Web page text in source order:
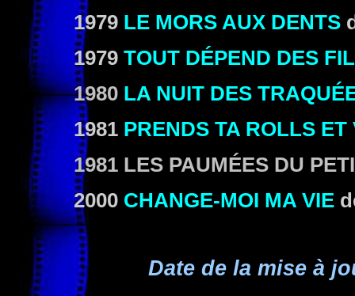
1979 LE MORS AUX DENTS
1979 TOUT DÉPEND DES
1980 LA NUIT DES
1981 PRENDS TA ROLLS ET
1981 LES PAUMÉES DU
2000 CHANGE-MOI MA VIE
Date de la mise à